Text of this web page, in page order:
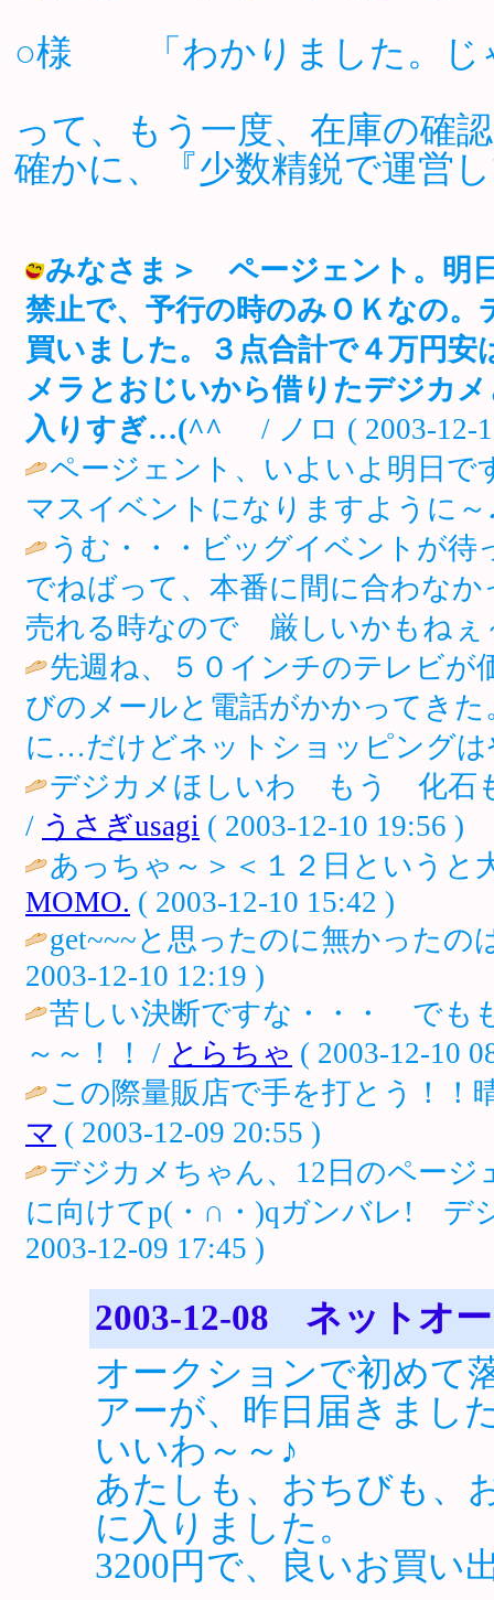
○様 「わかりました。じ
って、もう一度、在庫の確
確かに、『少数精鋭で運営
みなさま＞ ページェント。明
禁止で、予行の時のみＯＫなの
買いました。３点合計で４万円
メラとおじいから借りたデジカ
入りすぎ…(^^ゞ
/ ノロ ( 2003-12-
ページェント、いよいよ明日
マスイベントになりますように
うむ・・・ビッグイベントが
でねばって、本番に間に合わな
売れる時なので 厳しいかもねぇ
先週ね、５０インチのテレビが
びのメールと電話がかかってき
に…だけどネットショッピング
デジカメほしいわ もう 化
/ うさぎusagi ( 2003-12-10 19:56 )
あっちゃ～＞＜１２日というと
MOMO. ( 2003-12-10 15:42 )
get~~~と思ったのに無かった
2003-12-10 12:19 )
苦しい決断ですな・・・ でも
～～！！ / とらちゃ ( 2003-12-10
この際量販店で手を打とう！！
マ ( 2003-12-09 20:55 )
デジカメちゃん、12日のペー
に向けてp(・∩・)qガンバレ! デ
2003-12-09 17:45 )
2003-12-08 ネットオ
オークションで初めて
アーが、昨日届きまし
いいわ～～♪
あたしも、おちびも、
に入りました。
3200円で、良いお買い